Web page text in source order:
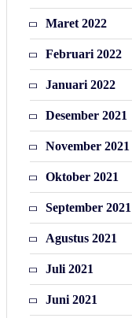
Maret 2022
Februari 2022
Januari 2022
Desember 2021
November 2021
Oktober 2021
September 2021
Agustus 2021
Juli 2021
Juni 2021